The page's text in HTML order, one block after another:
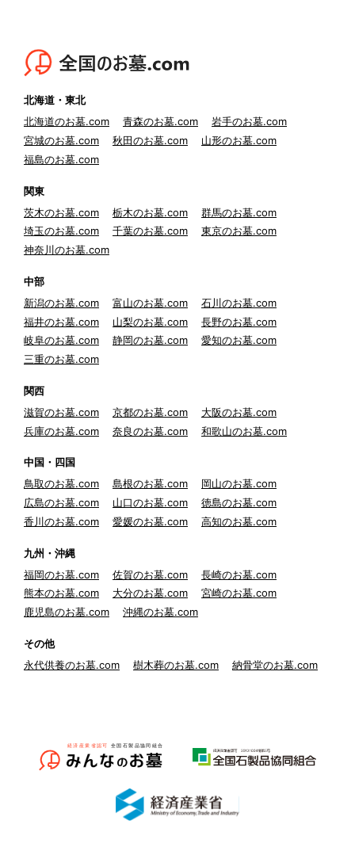
北海道・東北
北海道のお墓.com
青森のお墓.com
岩手のお墓.com
宮城のお墓.com
秋田のお墓.com
山形のお墓.com
福島のお墓.com
関東
茨木のお墓.com
栃木のお墓.com
群馬のお墓.com
埼玉のお墓.com
千葉のお墓.com
東京のお墓.com
神奈川のお墓.com
中部
新潟のお墓.com
富山のお墓.com
石川のお墓.com
福井のお墓.com
山梨のお墓.com
長野のお墓.com
岐阜のお墓.com
静岡のお墓.com
愛知のお墓.com
三重のお墓.com
関西
滋賀のお墓.com
京都のお墓.com
大阪のお墓.com
兵庫のお墓.com
奈良のお墓.com 和歌山のお墓.com
中国・四国
鳥取のお墓.com
島根のお墓.com
岡山のお墓.com
広島のお墓.com
山口のお墓.com
徳島のお墓.com
香川のお墓.com
愛媛のお墓.com 高知のお墓.com
九州・沖縄
福岡のお墓.com
佐賀のお墓.com
長崎のお墓.com
熊本のお墓.com
大分のお墓.com
宮崎のお墓.com
鹿児島のお墓.com
沖縄のお墓.com
その他
永代供養のお墓.com
樹木葬のお墓.com 納骨堂のお墓.com